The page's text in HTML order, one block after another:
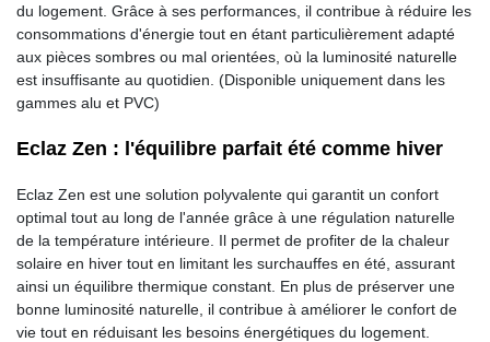
du logement. Grâce à ses performances, il contribue à réduire les
consommations d'énergie tout en étant particulièrement adapté
aux pièces sombres ou mal orientées, où la luminosité naturelle
est insuffisante au quotidien. (Disponible uniquement dans les
gammes alu et PVC)
Eclaz Zen : l'équilibre parfait été comme hiver
Eclaz Zen est une solution polyvalente qui garantit un confort
optimal tout au long de l'année grâce à une régulation naturelle
de la température intérieure. Il permet de profiter de la chaleur
solaire en hiver tout en limitant les surchauffes en été, assurant
ainsi un équilibre thermique constant. En plus de préserver une
bonne luminosité naturelle, il contribue à améliorer le confort de
vie tout en réduisant les besoins énergétiques du logement.